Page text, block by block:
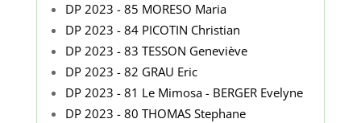
DP 2023 - 85 MORESO Maria
DP 2023 - 84 PICOTIN Christian
DP 2023 - 83 TESSON Geneviève
DP 2023 - 82 GRAU Eric
DP 2023 - 81 Le Mimosa - BERGER Evelyne
DP 2023 - 80 THOMAS Stephane